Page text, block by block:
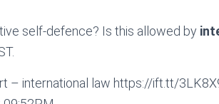
self-defence? Is this allowed by
– international law https://ift.tt/